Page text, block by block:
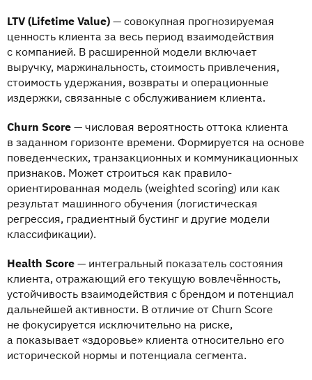
LTV (Lifetime Value) — совокупная прогнозируемая
ценность клиента за весь период взаимодействия
с компанией. В расширенной модели включает
выручку, маржинальность, стоимость привлечения,
стоимость удержания, возвраты и операционные
издержки, связанные с обслуживанием клиента.
Churn Score — числовая вероятность оттока клиента
в заданном горизонте времени. Формируется на основе
поведенческих, транзакционных и коммуникационных
признаков. Может строиться как правило-
ориентированная модель (weighted scoring) или как
результат машинного обучения (логистическая
регрессия, градиентный бустинг и другие модели
классификации).
Health Score — интегральный показатель состояния
клиента, отражающий его текущую вовлечённость,
устойчивость взаимодействия с брендом и потенциал
дальнейшей активности. В отличие от Churn Score
не фокусируется исключительно на риске,
а показывает «здоровье» клиента относительно его
исторической нормы и потенциала сегмента.